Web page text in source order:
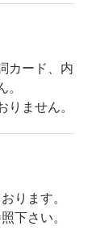
カード、内
。
りません。
ります。
下さい。